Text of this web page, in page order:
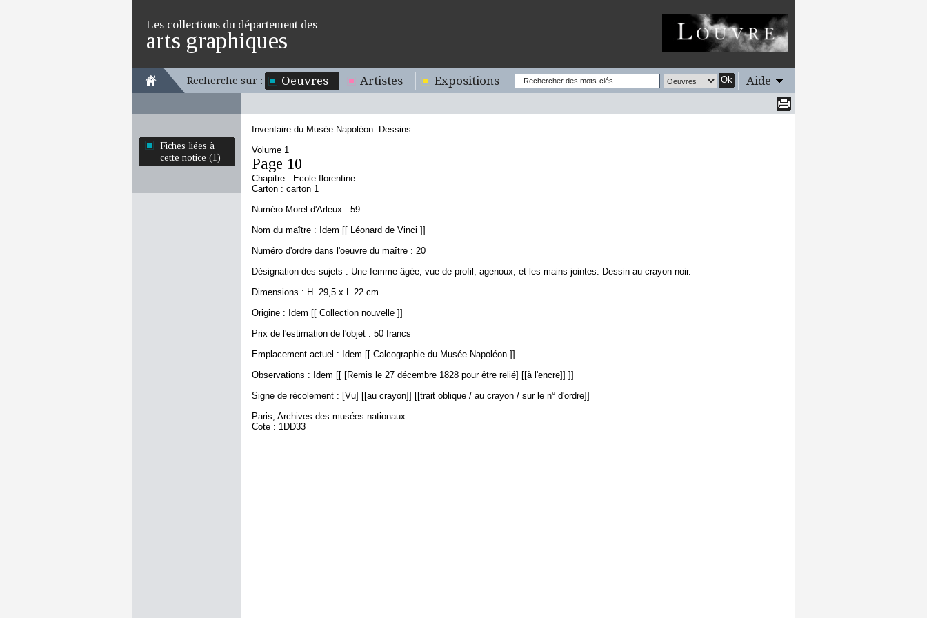
Les collections du département des
arts graphiques
Recherche sur : Oeuvres Artistes Expositions Ok Aide
Fiches liées à
cette notice (1)
Inventaire du Musée Napoléon. Dessins.
Volume 1
Page 10
Chapitre : Ecole florentine
Carton : carton 1
Numéro Morel d'Arleux : 59
Nom du maître : Idem [[ Léonard de Vinci ]]
Numéro d'ordre dans l'oeuvre du maître : 20
Désignation des sujets : Une femme âgée, vue de profil, agenoux, et les mains jointes. Dessin au crayon noir.
Dimensions : H. 29,5 x L.22 cm
Origine : Idem [[ Collection nouvelle ]]
Prix de l'estimation de l'objet : 50 francs
Emplacement actuel : Idem [[ Calcographie du Musée Napoléon ]]
Observations : Idem [[ [Remis le 27 décembre 1828 pour être relié] [[à l'encre]] ]]
Signe de récolement : [Vu] [[au crayon]] [[trait oblique / au crayon / sur le n° d'ordre]]
Paris, Archives des musées nationaux
Cote : 1DD33